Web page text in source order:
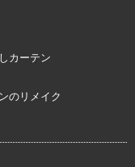
カーテン
のリメイク